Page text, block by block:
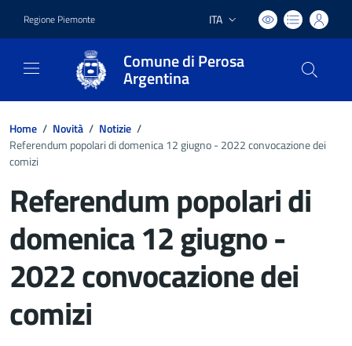
Regione Piemonte Lingua attiva:
ITA
Comune di Perosa
Argentina
Home / Novità / Notizie /
Referendum popolari di domenica 12 giugno - 2022 convocazione dei
comizi
Referendum popolari di
domenica 12 giugno -
2022 convocazione dei
comizi